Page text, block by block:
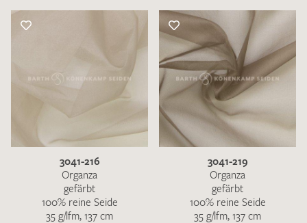
3041-216
Organza
gefärbt
100% reine Seide
35 g/lfm, 137 cm
3041-219
Organza
gefärbt
100% reine Seide
35 g/lfm, 137 cm